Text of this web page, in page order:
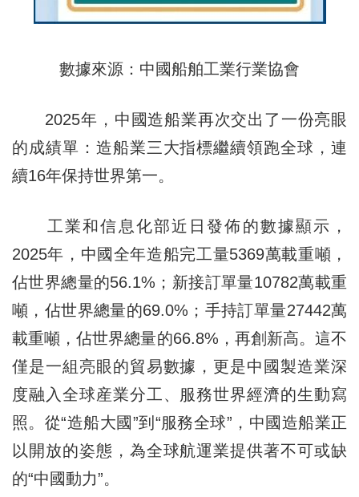
數據來源：中國船舶工業行業協會
2025年，中國造船業再次交出了一份亮眼
的成績單：造船業三大指標繼續領跑全球，連
續16年保持世界第一。
工業和信息化部近日發佈的數據顯示，
2025年，中國全年造船完工量5369萬載重噸，
佔世界總量的56.1%；新接訂單量10782萬載重
噸，佔世界總量的69.0%；手持訂單量27442萬
載重噸，佔世界總量的66.8%，再創新高。這不
僅是一組亮眼的貿易數據，更是中國製造業深
度融入全球産業分工、服務世界經濟的生動寫
照。從“造船大國”到“服務全球”，中國造船業正
以開放的姿態，為全球航運業提供著不可或缺
的“中國動力”。